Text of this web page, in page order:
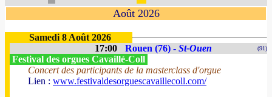
Août 2026
Samedi 8 Août 2026
17:00
Rouen (76) - St-Ouen (91)
Festival des orgues Cavaillé-Coll
Concert des participants de la masterclass d'orgue
Lien : www.festivaldesorguescavaillecoll.com/